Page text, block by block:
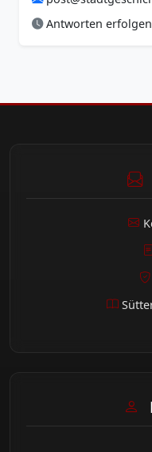
Antworten